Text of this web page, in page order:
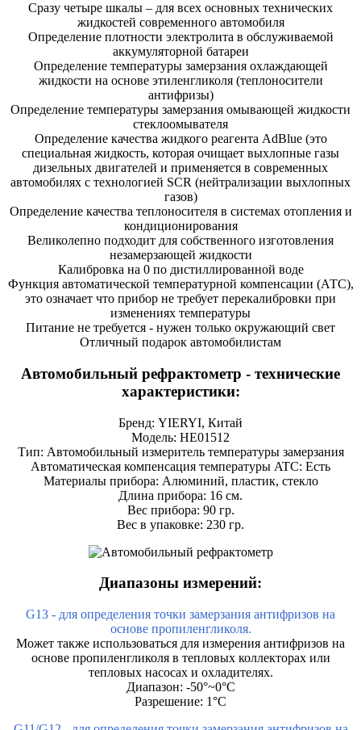
Сразу четыре шкалы – для всех основных технических
жидкостей современного автомобиля
Определение плотности электролита в обслуживаемой
аккумуляторной батареи
Определение температуры замерзания охлаждающей
жидкости на основе этиленгликоля (теплоносители
антифризы)
Определение температуры замерзания омывающей жидкости
стеклоомывателя
Определение качества жидкого реагента AdBlue (это
специальная жидкость, которая очищает выхлопные газы
дизельных двигателей и применяется в современных
автомобилях с технологией SCR (нейтрализации выхлопных
газов)
Определение качества теплоносителя в системах отопления и
кондиционирования
Великолепно подходит для собственного изготовления
незамерзающей жидкости
Калибровка на 0 по дистиллированной воде
Функция автоматической температурной компенсации (АТС),
это означает что прибор не требует перекалибровки при
изменениях температуры
Питание не требуется - нужен только окружающий свет
Отличный подарок автомобилистам
Автомобильный рефрактометр - технические
характеристики:
Бренд: YIERYI, Китай
Модель: HE01512
Тип: Автомобильный измеритель температуры замерзания
Автоматическая компенсация температуры ATC: Есть
Материалы прибора: Алюминий, пластик, стекло
Длина прибора: 16 см.
Вес прибора: 90 гр.
Вес в упаковке: 230 гр.
Диапазоны измерений:
G13 - для определения точки замерзания антифризов на
основе пропиленгликоля.
Может также использоваться для измерения антифризов на
основе пропиленгликоля в тепловых коллекторах или
тепловых насосах и охладителях.
Диапазон: -50°~0°C
Разрешение: 1°C